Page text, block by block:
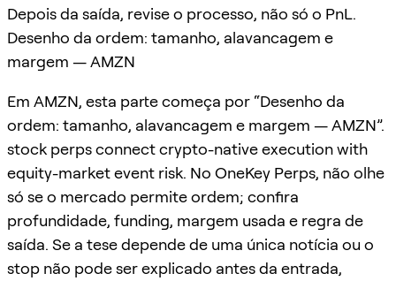
Depois da saída, revise o processo, não só o PnL.
Desenho da ordem: tamanho, alavancagem e
margem — AMZN
Em AMZN, esta parte começa por “Desenho da
ordem: tamanho, alavancagem e margem — AMZN”.
stock perps connect crypto-native execution with
equity-market event risk. No OneKey Perps, não olhe
só se o mercado permite ordem; confira
profundidade, funding, margem usada e regra de
saída. Se a tese depende de uma única notícia ou o
stop não pode ser explicado antes da entrada,